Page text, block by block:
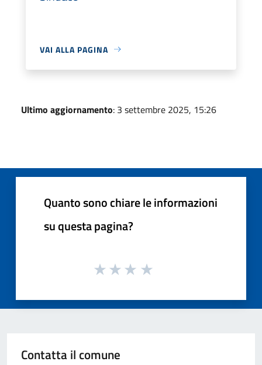
VAI ALLA PAGINA
Ultimo aggiornamento: 3 settembre 2025, 15:26
Quanto sono chiare le informazioni
su questa pagina?
Contatta il comune